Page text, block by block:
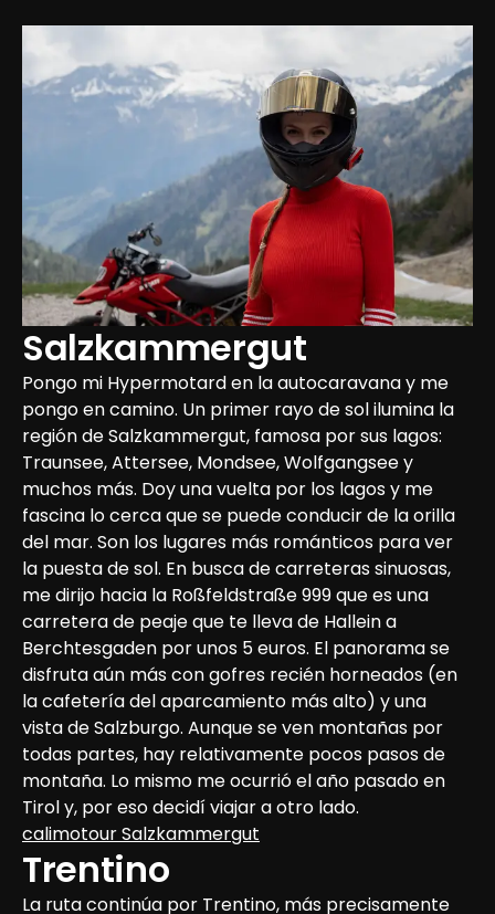
Salzkammergut
Pongo mi Hypermotard en la autocaravana y me
pongo en camino. Un primer rayo de sol ilumina la
región de Salzkammergut, famosa por sus lagos:
Traunsee, Attersee, Mondsee, Wolfgangsee y
muchos más. Doy una vuelta por los lagos y me
fascina lo cerca que se puede conducir de la orilla
del mar. Son los lugares más románticos para ver
la puesta de sol. En busca de carreteras sinuosas,
me dirijo hacia la Roßfeldstraße 999 que es una
carretera de peaje que te lleva de Hallein a
Berchtesgaden por unos 5 euros. El panorama se
disfruta aún más con gofres recién horneados (en
la cafetería del aparcamiento más alto) y una
vista de Salzburgo. Aunque se ven montañas por
todas partes, hay relativamente pocos pasos de
montaña. Lo mismo me ocurrió el año pasado en
Tirol y, por eso decidí viajar a otro lado.
calimotour Salzkammergut
Trentino
La ruta continúa por Trentino, más precisamente